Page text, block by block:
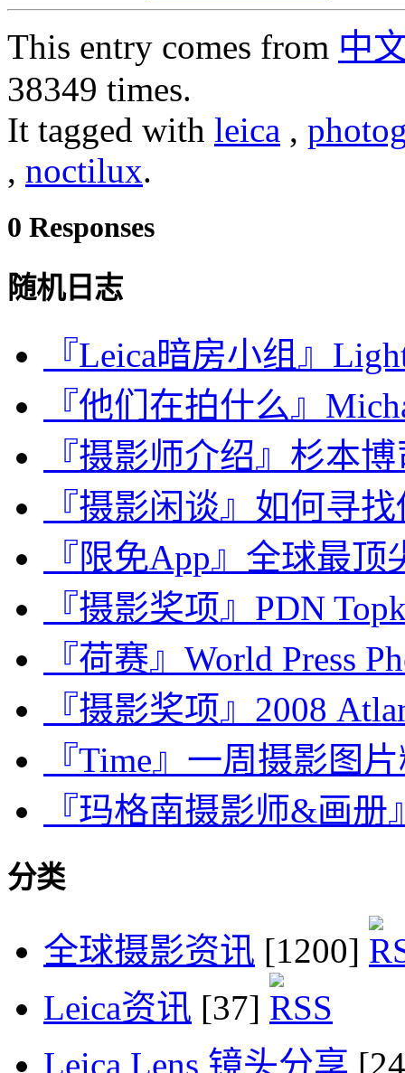
This entry comes from 中
38349 times.
It tagged with leica ,
, noctilux.
0 Responses
随机日志
『Leica暗房小组』
『他们在拍什么』
『摄影师介绍』杉本
『摄影闲谈』如何寻
『限免App』全球最
『摄影奖项』PDN
『荷赛』World Press
『摄影奖项』2008
『Time』一周摄影图
『玛格南摄影师&画册
分类
全球摄影资讯 [1200]
Leica资讯 [37]
Leica Lens 镜头分享